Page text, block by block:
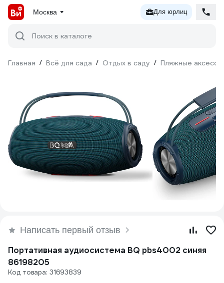
Москва Для юрлиц
Поиск в каталоге
Главная / Всё для сада / Отдых в саду / Пляжные
Написать первый отзыв
Портативная аудиосистема BQ pbs4002 синяя
86198205
Код товара: 31693839